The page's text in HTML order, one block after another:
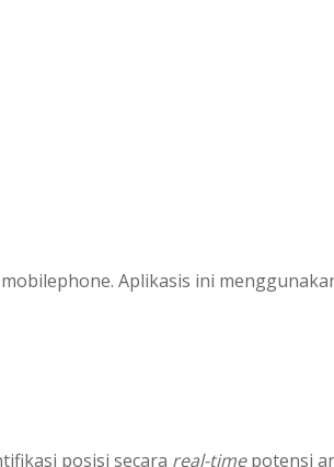
Aplikasis ini
posisi secara real-timepotensi